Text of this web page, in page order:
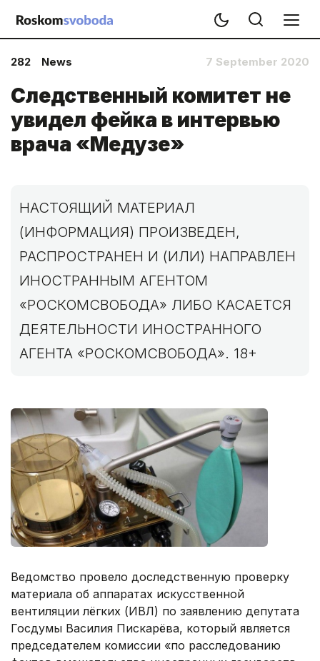
282 News 7 September 2020
Следственный комитет не
увидел фейка в интервью
врача «Медузе»
НАСТОЯЩИЙ МАТЕРИАЛ
(ИНФОРМАЦИЯ) ПРОИЗВЕДЕН,
РАСПРОСТРАНЕН И (ИЛИ) НАПРАВЛЕН
ИНОСТРАННЫМ АГЕНТОМ
«РОСКОМСВОБОДА» ЛИБО КАСАЕТСЯ
ДЕЯТЕЛЬНОСТИ ИНОСТРАННОГО
АГЕНТА «РОСКОМСВОБОДА». 18+
Ведомство провело доследственную проверку
материала об аппаратах искусственной
вентиляции лёгких (ИВЛ) по заявлению депутата
Госдумы Василия Пискарёва, который является
председателем комиссии «по расследованию